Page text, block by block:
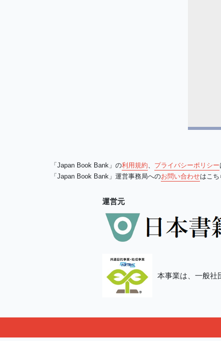
「Japan Book Bank」の利用規約 プライバシーポリシー
「Japan Book Bank」運営事務局へのお問い合わせはこち
運営元
本事業は、一般社